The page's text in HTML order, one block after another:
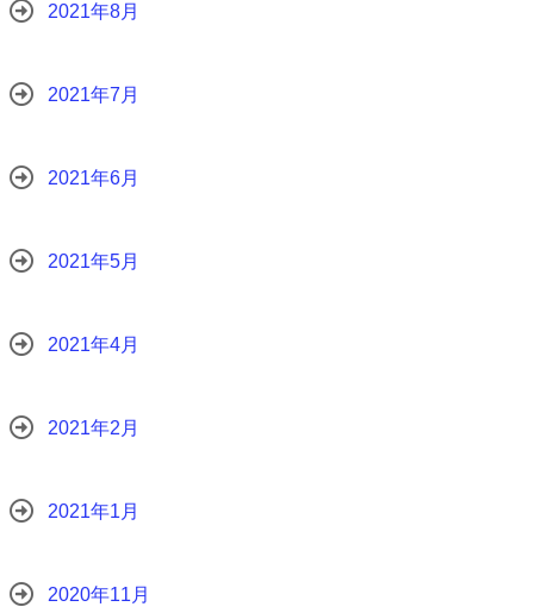
2021年8月
2021年7月
2021年6月
2021年5月
2021年4月
2021年2月
2021年1月
2020年11月